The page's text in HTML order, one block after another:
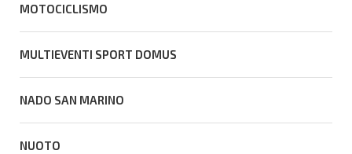
MOTOCICLISMO
MULTIEVENTI SPORT DOMUS
NADO SAN MARINO
NUOTO